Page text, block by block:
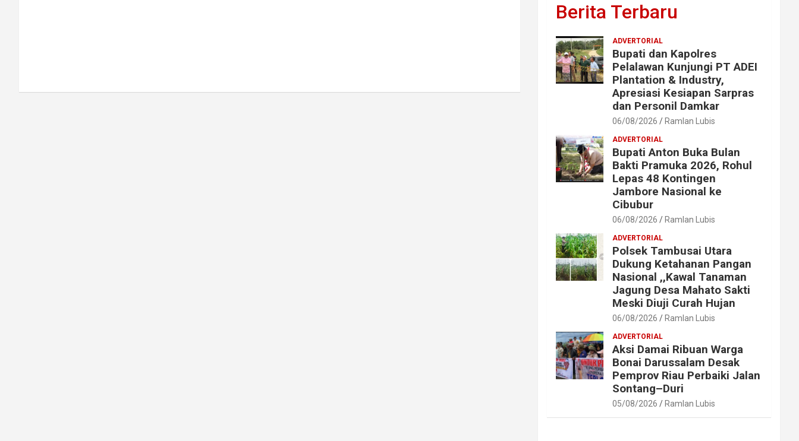
Berita Terbaru
ADVERTORIAL
Bupati dan Kapolres
Pelalawan Kunjungi PT ADEI
Plantation & Industry,
Apresiasi Kesiapan Sarpras
dan Personil Damkar
06/08/2026 Ramlan Lubis
ADVERTORIAL
Bupati Anton Buka Bulan
Bakti Pramuka 2026, Rohul
Lepas 48 Kontingen
Jambore Nasional ke
Cibubur
06/08/2026 Ramlan Lubis
ADVERTORIAL
Polsek Tambusai Utara
Dukung Ketahanan Pangan
Nasional ,,Kawal Tanaman
Jagung Desa Mahato Sakti
Meski Diuji Curah Hujan
06/08/2026 Ramlan Lubis
ADVERTORIAL
Aksi Damai Ribuan Warga
Bonai Darussalam Desak
Pemprov Riau Perbaiki Jalan
Sontang–Duri
05/08/2026 Ramlan Lubis